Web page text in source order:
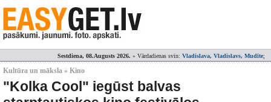
Sestdiena, 08.Augusts 2026. » Vārdadienas svin: Vladislava, Vladislavs, Mudīte;
Kultūra un māksla » Kino
"Kolka Cool" iegūst balvas